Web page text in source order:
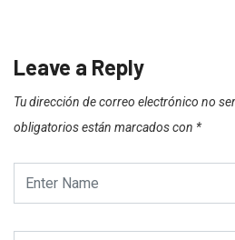
Leave a Reply
Tu dirección de correo electrónico no
obligatorios están marcados con *